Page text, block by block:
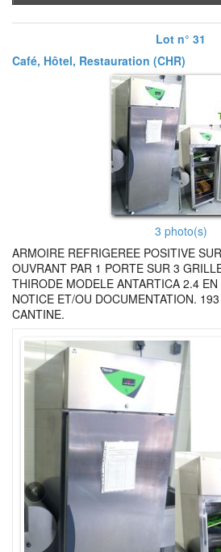
Lot n° 31
Café, Hôtel, Restauration (CHR)
3 photo(s)
ARMOIRE REFRIGEREE POSITIVE
OUVRANT PAR 1 PORTE SUR 3
THIRODE MODELE ANTARTICA 2.4
NOTICE ET/OU DOCUMENTATION.
CANTINE.